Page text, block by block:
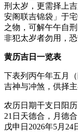
刑太岁，更需择上
安阁联吉锦袋」于
之物，可解午午自
非犯太岁者勿用，恐
黄历吉日一览表
下表列丙午年五月
吉神与冲煞，供择主
农历日期干支日阳
21日天德合，月德
戊申日2026年5月24